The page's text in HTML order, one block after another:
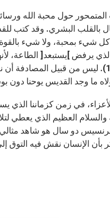
المتمحور حول محبة الله
البشري. وقد كتب
شيء بمحبة، ولا شيء
يرفض ]يستبعد[ الطاعة،
(رسالة 14 أكتوبر 1604). ليس من
في زمن كزماننا الذي
والسلام العظيم الذي يعطي
دو سال هو شاهد مثالي